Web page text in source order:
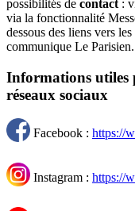
possibilités de contact :
via la fonctionnalité
dessous des liens vers
communique Le Parisien.
Informations utiles
réseaux sociaux
Facebook : https://
Instagram : https://